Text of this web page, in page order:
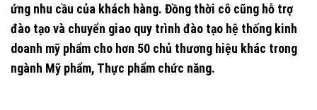
ứng nhu cầu của khách hàng. Đồng thời cô cũng hỗ trợ
đào tạo và chuyển giao quy trình đào tạo hệ thống kinh
doanh mỹ phẩm cho hơn 50 chủ thương hiệu khác trong
ngành Mỹ phẩm, Thực phẩm chức năng.